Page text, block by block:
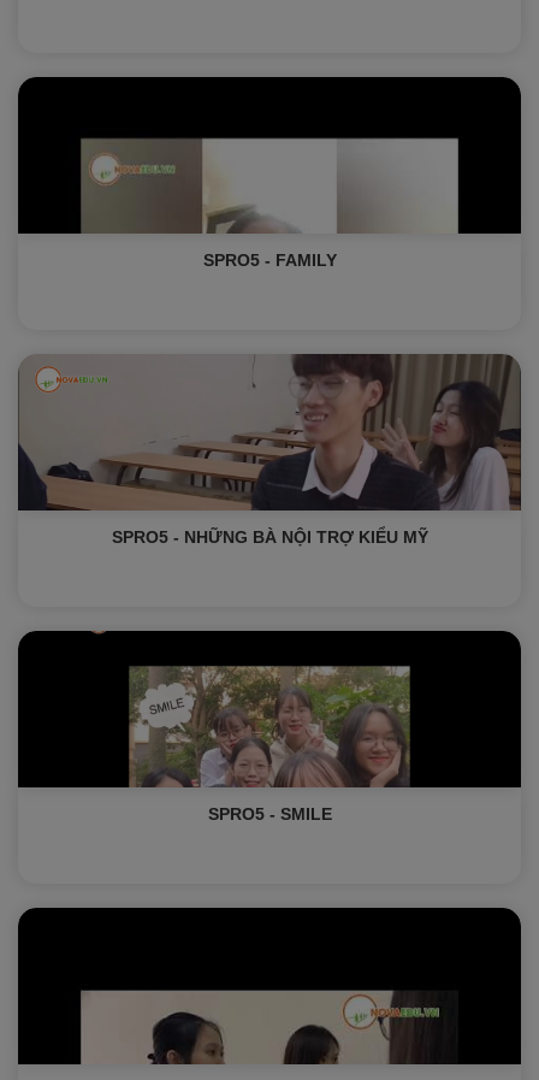
SPRO5 - FAMILY
SPRO5 - NHỮNG BÀ NỘI TRỢ KIỂU MỸ
SPRO5 - SMILE